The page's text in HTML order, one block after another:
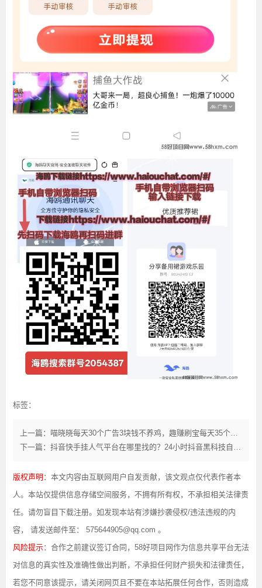
标签：
上一篇：喵晓晓每天30个广告3块钱不养鸡，趣赚刷宝每天35个广告3.5？
下一篇：抖音快手挂人气平台在哪里找的？24小时抖音黑科技自助挂铁涨粉平台免费下载 招代理
版权声明 ：本文内容由互联网用户自发贡献，该文观点仅代表作者本
人。本站仅提供信息存储空间服务，不拥有所有权，不承担相关法律责
任。请勿盲目下载注册。如发现本站有涉嫌抄袭侵权/违法违规的内
容， 请发送邮件至： 575644905@qq.com 。
风险提示：合作之前建议签订合同，58好项目网作为信息共享平台无法
对信息的真实性及准确性做出判断，不承担任何财产损失和法律责任，
若您不同意该提示，请关闭网页且不要在本站拓展任何合作，否则造成